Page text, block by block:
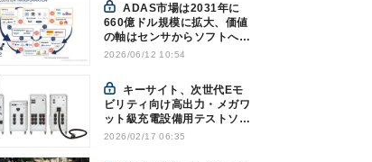
ADAS市場は2031年に
660億ドル規模に拡大、価値
の軸はセンサからソフトへ
Yole予測
2026/06/12 10:54
ビリティ向け高出力・メガワ
ット級充電設備用テストソリ
ューションを発表
2026/02/17 06:35